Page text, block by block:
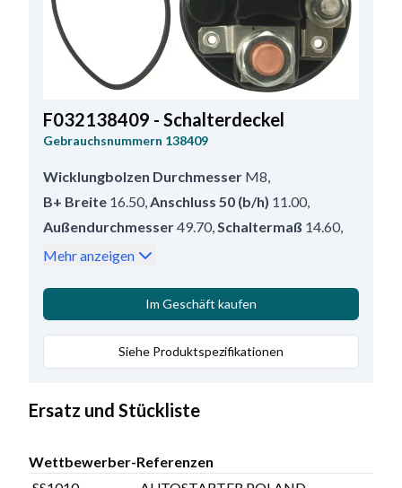
F032138409 - Schalterdeckel
Gebrauchsnummern 138409
Wicklungbolzen Durchmesser M8,
B+ Breite 16.50,Anschluss 50 (b/h) 11.00,
Außendurchmesser49.70,Schaltermaß 14.60,
Anschluss 50 gr.M5/13.00
Wicklungbolzen länge16.00,B+ Größe
ErdungskabelKurz,Anschluss 50 typ
Bemerkungen HC-CARGO 138217.
Mehr anzeigen
Im Geschäft kaufen
Siehe Produktspezifikationen
Ersatz und Stückliste
Wettbewerber-Referenzen